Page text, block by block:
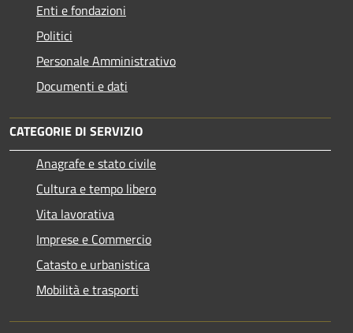
Enti e fondazioni
Politici
Personale Amministrativo
Documenti e dati
CATEGORIE DI SERVIZIO
Anagrafe e stato civile
Cultura e tempo libero
Vita lavorativa
Imprese e Commercio
Catasto e urbanistica
Mobilità e trasporti